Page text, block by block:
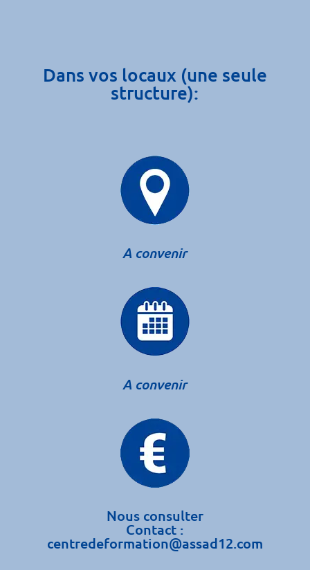
Dans vos locaux (une seule
structure):
A convenir
A convenir
Nous consulter
Contact :
centredeformation@assad12.com